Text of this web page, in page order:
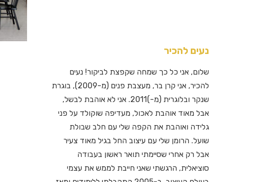
נעים להכיר
שלום, אני כל כך שמחה שקפצת לביקור! נעים
להכיר, אני קרן בר, מעצבת פנים (מ-2009), בוגרת
שנקר ובלוגרית (מ-)2011. אני לא אוהבת לבשל,
אבל מאוד אוהבת לאכול, מעדיפה שוקולד על פני
גלידה ואוהבת את הקפה שלי עם חלב שבולת
שועל. הרומן שלי עם עיצוב החל בגיל מאוד צעיר
אבל רק אחרי שסיימתי תואר ראשון בעבודה
סוציאלית, הרגשתי שאני חייבת לממש את עצמי